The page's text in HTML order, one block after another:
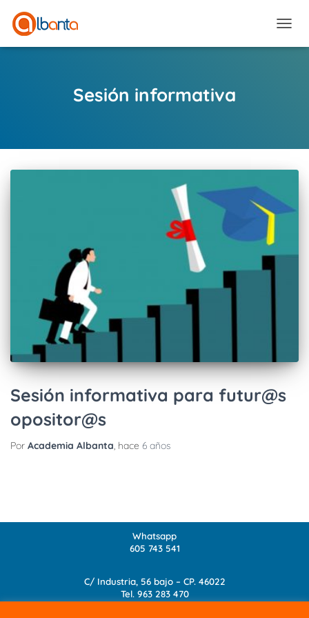
Sesión informativa
Sesión informativa para futur@s
opositor@s
Por Academia Albanta, hace 6 años
Whatsapp
605 743 541
C/ Industria, 56 bajo – CP. 46022
Tel. 963 283 470